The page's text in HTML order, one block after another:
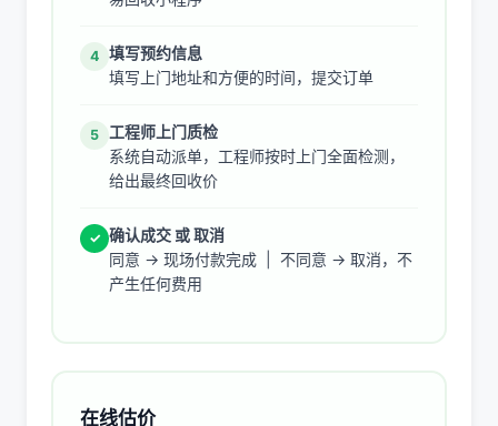
4 填写预约信息
填写上门地址和方便的时间，提交订单
5
工程师上门质检
系统自动派单，工程师按时上门全面检测，
给出最终回收价
✓ 确认成交 或 取消
同意 → 现场付款完成 | 不同意 → 取消，不
产生任何费用
在线估价